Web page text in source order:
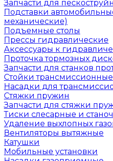
Запчасти для
Подставки
механические)
Подъемные столы
Прессы гидравлические
Аксессуары к
Проточка тормозных
Запчасти для станков
Стойки трансмиссионные
Насадки для
Стяжки пружин
Запчасти для стяжки
Тиски слесарные и
Удаление выхлопных
Вентиляторы вытяжные
Катушки
Мобильные установки